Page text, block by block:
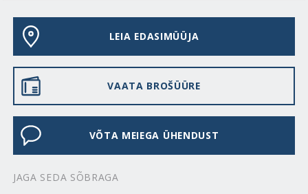
LEIA EDASIMÜÜJA
VAATA BROŠÜÜRE
VÕTA MEIEGA ÜHENDUST
JAGA SEDA SÕBRAGA